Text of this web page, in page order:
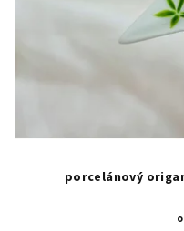
u
t
porcelánový